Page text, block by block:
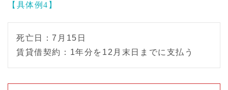
【具体例4】
死亡日：7月15日
賃貸借契約：1年分を12月末日までに支払う